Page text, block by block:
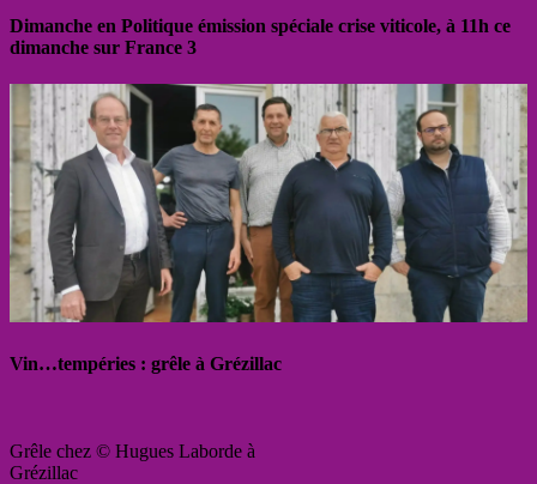
Dimanche en Politique émission spéciale crise viticole, à 11h ce
dimanche sur France 3
Vin…tempéries : grêle à Grézillac
Grêle chez © Hugues Laborde à
Grézillac